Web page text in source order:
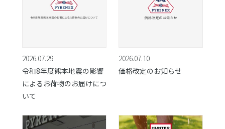
2026.07.29
令和8年度熊本地震の影響
によるお荷物のお届けにつ
いて
2026.07.10
価格改定のお知らせ